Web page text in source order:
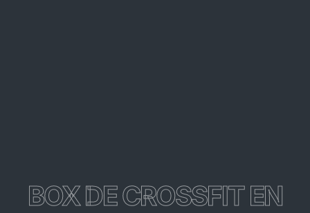
BOX DE CROSSFIT EN